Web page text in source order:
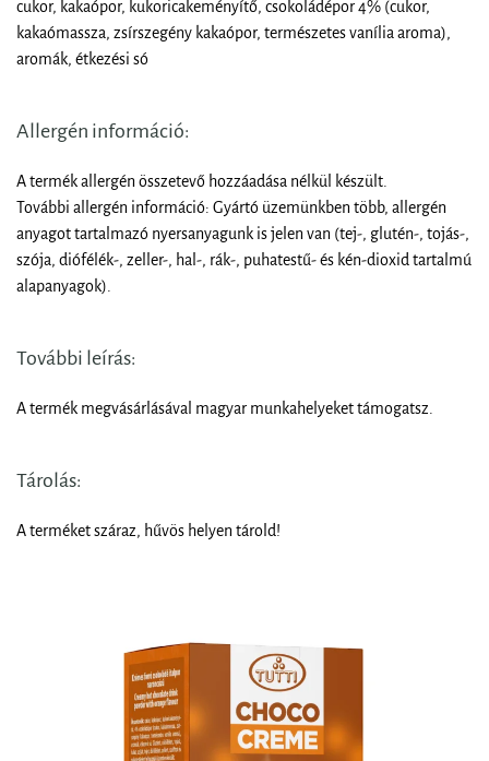
cukor, kakaópor, kukoricakeményítő, csokoládépor 4% (cukor,
kakaómassza, zsírszegény kakaópor, természetes vanília aroma),
aromák, étkezési só
Allergén információ:
A termék allergén összetevő hozzáadása nélkül készült.
További allergén információ: Gyártó üzemünkben több, allergén
anyagot tartalmazó nyersanyagunk is jelen van (tej-, glutén-, tojás-,
szója, diófélék-, zeller-, hal-, rák-, puhatestű- és kén-dioxid tartalmú
alapanyagok).
További leírás:
A termék megvásárlásával magyar munkahelyeket támogatsz.
Tárolás:
A terméket száraz, hűvös helyen tárold!